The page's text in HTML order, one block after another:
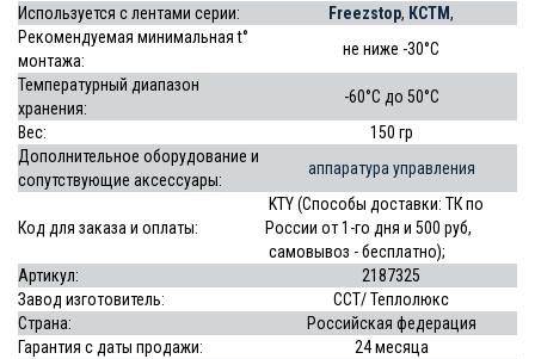
Используется с лентами серии:
Freezstop, КСТМ,
Рекомендуемая минимальная t°
монтажа:
не ниже -30°С
Температурный диапазон
хранения:
-60°С до 50°С
Вес:
150 гр
Дополнительное оборудование и
сопутствующие аксессуары:
аппаратура управления
Код для заказа и оплаты:
KTY (Способы доставки: ТК по
России от 1-го дня и 500 руб,
самовывоз - бесплатно);
Артикул:
2187325
Завод изготовитель:
ССТ/ Теплолюкс
Страна:
Российская федерация
Гарантия с даты продажи:
24 месяца